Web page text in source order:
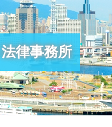
律事務所